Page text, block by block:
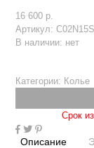
16 600 р.
Артикул:
В наличии: нет
Категории: Колье
Срок
Описание